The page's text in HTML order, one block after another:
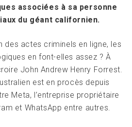
associées à sa personne
du géant californien.
des actes criminels en ligne, les
en font-elles assez ? À
John Andrew Henry Forrest.
est en procès depuis
Meta, l’entreprise propriétaire
et WhatsApp entre autres.